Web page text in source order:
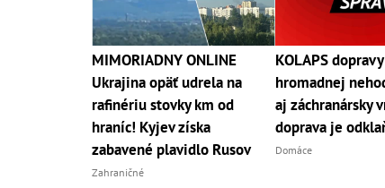
MIMORIADNY ONLINE
Ukrajina opäť udrela na
rafinériu stovky km od
hraníc! Kyjev získa
zabavené plavidlo Rusov
Zahraničné
KOLAPS
hromadnej
aj záchranársky
doprava je
Domáce